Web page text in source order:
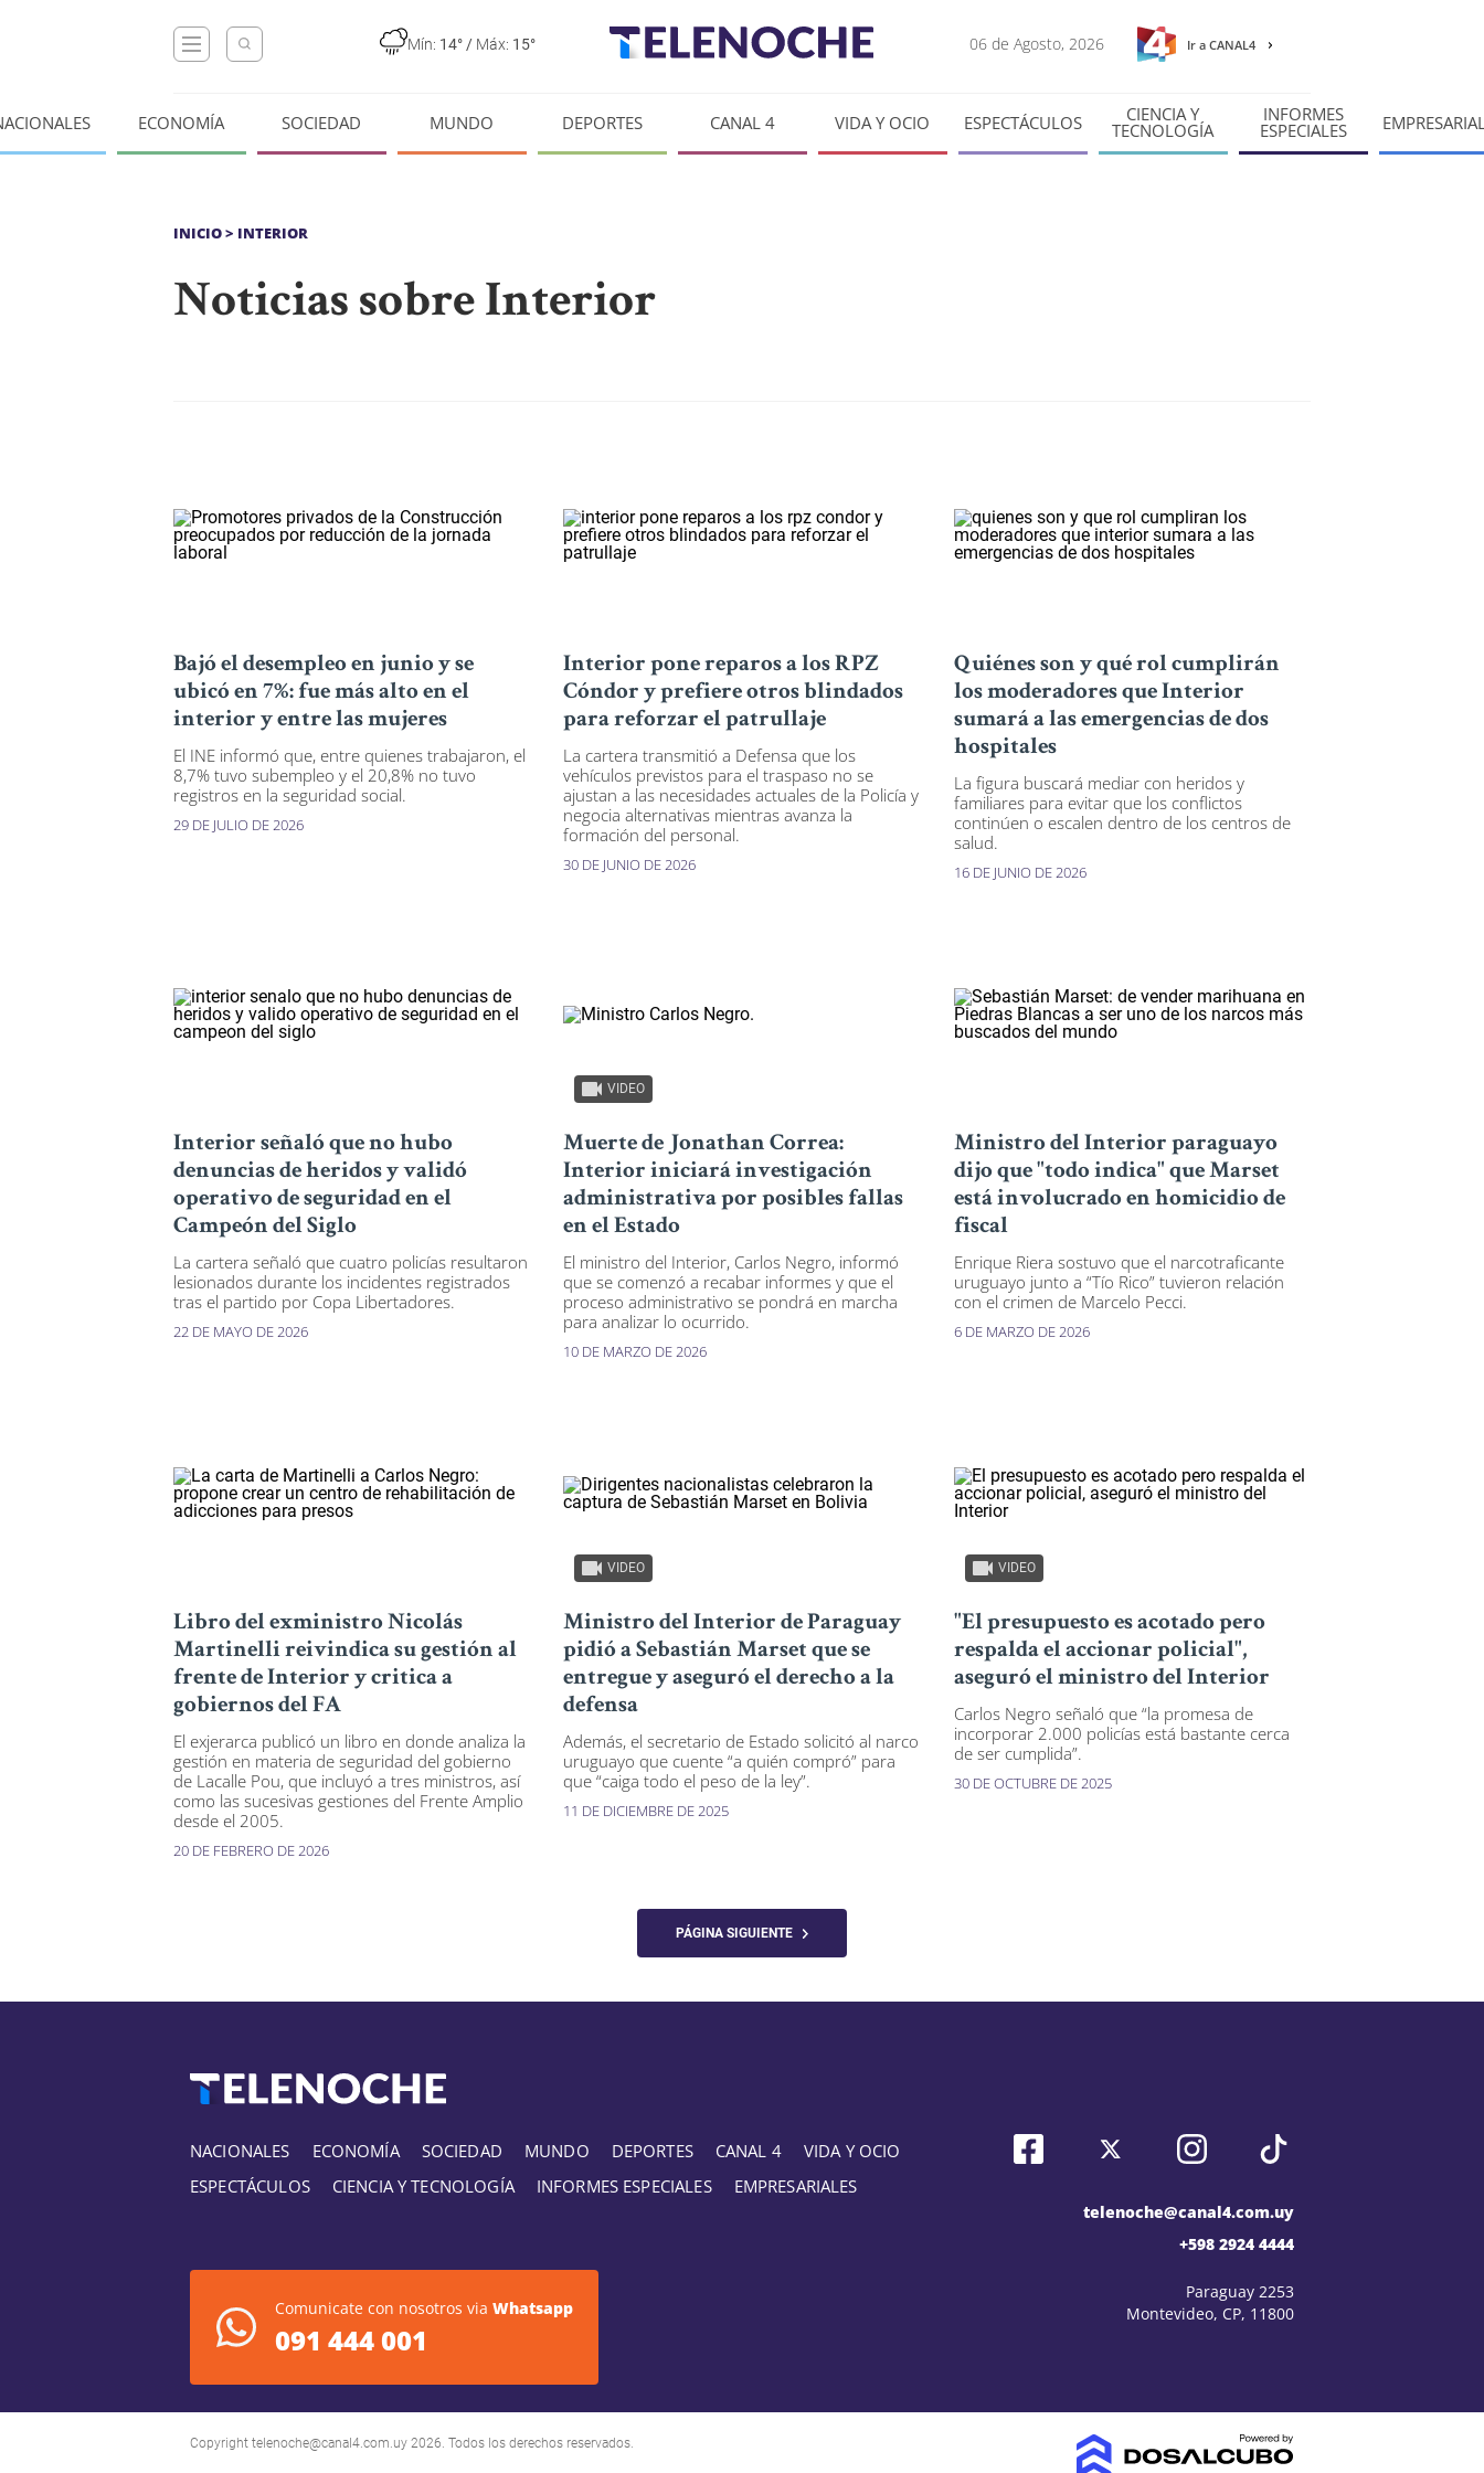
Mín: 14° / Máx: 15° 06 de Agosto, 2026 Ir a CANAL4
ECONOMÍA SOCIEDAD MUNDO DEPORTES CANAL 4 VIDA Y OCIO ESPECTÁCULOS CIENCIA Y
TECNOLOGÍA
INFORMES
ESPECIALES
INICIO> INTERIOR
Noticias sobre Interior
Bajó el desempleo en junio y se
ubicó en 7%: fue más alto en el
interior y entre las mujeres
El INE informó que, entre quienes trabajaron, el
8,7% tuvo subempleo y el 20,8% no tuvo
registros en la seguridad social.
29 DE JULIO DE 2026
Interior pone reparos a los RPZ
Cóndor y prefiere otros blindados
para reforzar el patrullaje
La cartera transmitió a Defensa que los
vehículos previstos para el traspaso no se
ajustan a las necesidades actuales de la Policía y
negocia alternativas mientras avanza la
formación del personal.
30 DE JUNIO DE 2026
Quiénes son y qué rol cumplirán
los moderadores que Interior
sumará a las emergencias de dos
hospitales
La figura buscará mediar con heridos y
familiares para evitar que los conflictos
continúen o escalen dentro de los centros de
salud.
16 DE JUNIO DE 2026
Interior señaló que no hubo
denuncias de heridos y validó
operativo de seguridad en el
Campeón del Siglo
La cartera señaló que cuatro policías resultaron
lesionados durante los incidentes registrados
tras el partido por Copa Libertadores.
22 DE MAYO DE 2026
VIDEO
Muerte de Jonathan Correa:
Interior iniciará investigación
administrativa por posibles fallas
en el Estado
El ministro del Interior, Carlos Negro, informó
que se comenzó a recabar informes y que el
proceso administrativo se pondrá en marcha
para analizar lo ocurrido.
10 DE MARZO DE 2026
Ministro del Interior paraguayo
dijo que "todo indica" que Marset
está involucrado en homicidio de
fiscal
Enrique Riera sostuvo que el narcotraficante
uruguayo junto a “Tío Rico” tuvieron relación
con el crimen de Marcelo Pecci.
6 DE MARZO DE 2026
Libro del exministro Nicolás
Martinelli reivindica su gestión al
frente de Interior y critica a
gobiernos del FA
El exjerarca publicó un libro en donde analiza la
gestión en materia de seguridad del gobierno
de Lacalle Pou, que incluyó a tres ministros, así
como las sucesivas gestiones del Frente Amplio
desde el 2005.
20 DE FEBRERO DE 2026
VIDEO
Ministro del Interior de Paraguay
pidió a Sebastián Marset que se
entregue y aseguró el derecho a la
defensa
Además, el secretario de Estado solicitó al narco
uruguayo que cuente “a quién compró” para
que “caiga todo el peso de la ley”.
11 DE DICIEMBRE DE 2025
VIDEO
"El presupuesto es acotado pero
respalda el accionar policial",
aseguró el ministro del Interior
Carlos Negro señaló que “la promesa de
incorporar 2.000 policías está bastante cerca
de ser cumplida”.
30 DE OCTUBRE DE 2025
PÁGINA SIGUIENTE
NACIONALES ECONOMÍA SOCIEDAD MUNDO DEPORTES CANAL 4
VIDA Y OCIO
ESPECTÁCULOS
CIENCIA Y TECNOLOGÍA INFORMES ESPECIALES EMPRESARIALES
Comunicate con nosotros via Whatsapp
091 444 001
telenoche@canal4.com.uy
+598 2924 4444
Paraguay 2253
Montevideo, CP, 11800
Copyright telenoche@canal4.com.uy 2026. Todos los derechos reservados.